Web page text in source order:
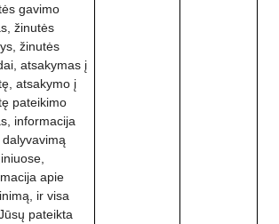
gavimo
žinutės
žinutės
atsakymas į
atsakymo į
pateikimo
informacija
apie
ir visa
pateikta